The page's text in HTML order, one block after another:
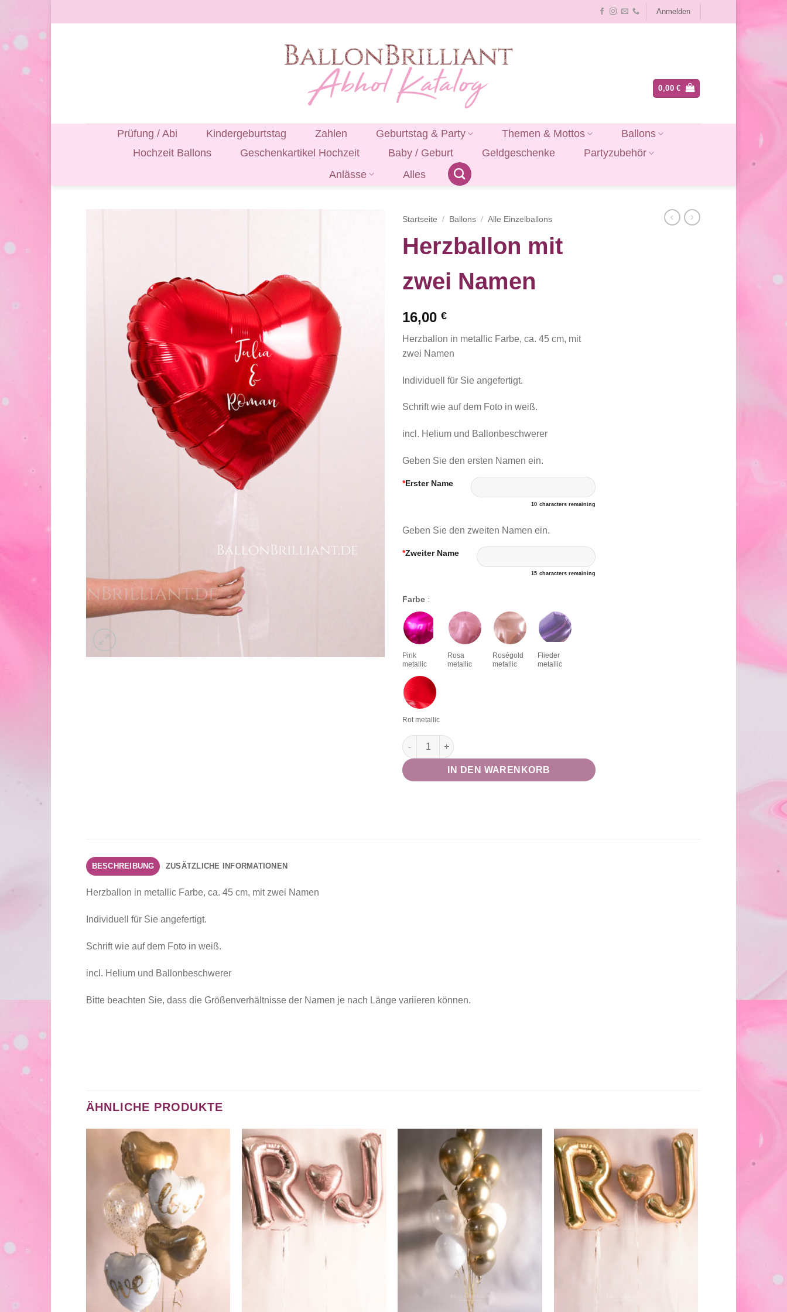
Inhalt
Anmelden
0,00€
Prüfung / Abi Kindergeburtstag Zahlen Geburtstag & Party Themen & Mottos
Ballons
Hochzeit Ballons
Geschenkartikel Hochzeit Baby / Geburt Geldgeschenke
Partyzubehör
Anlässe
Alles
Startseite / Ballons / Alle Einzelballons
Herzballon mit
zwei Namen
16,00 €
Herzballon in metallic Farbe, ca. 45 cm, mit
zwei Namen
Individuell für Sie angefertigt.
Schrift wie auf dem Foto in weiß.
incl. Helium und Ballonbeschwerer
Geben Sie den ersten Namen ein.
*Erster Name
10 characters remaining
Geben Sie den zweiten Namen ein.
*Zweiter Name
15 characters remaining
Farbe :
Pink
metallic
Rosa
metallic
Roségold
metallic
Flieder
metallic
Rot metallic
Herzballon mit zwei Namen Menge
IN DEN WARENKORB
BESCHREIBUNG ZUSÄTZLICHE INFORMATIONEN
Herzballon in metallic Farbe, ca. 45 cm, mit zwei Namen
Individuell für Sie angefertigt.
Schrift wie auf dem Foto in weiß.
incl. Helium und Ballonbeschwerer
Bitte beachten Sie, dass die Größenverhältnisse der Namen je nach Länge variieren können.
ÄHNLICHE PRODUKTE